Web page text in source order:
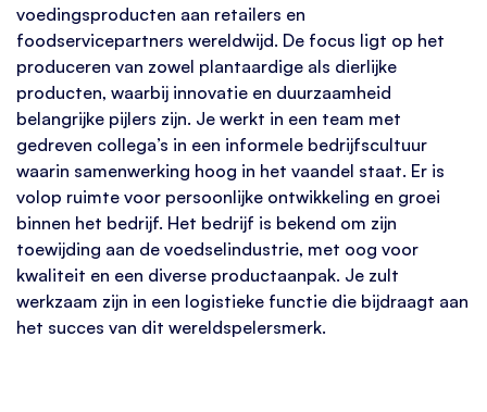
voedingsproducten aan retailers en
foodservicepartners wereldwijd. De focus ligt op het
produceren van zowel plantaardige als dierlijke
producten, waarbij innovatie en duurzaamheid
belangrijke pijlers zijn. Je werkt in een team met
gedreven collega’s in een informele bedrijfscultuur
waarin samenwerking hoog in het vaandel staat. Er is
volop ruimte voor persoonlijke ontwikkeling en groei
binnen het bedrijf. Het bedrijf is bekend om zijn
toewijding aan de voedselindustrie, met oog voor
kwaliteit en een diverse productaanpak. Je zult
werkzaam zijn in een logistieke functie die bijdraagt aan
het succes van dit wereldspelersmerk.